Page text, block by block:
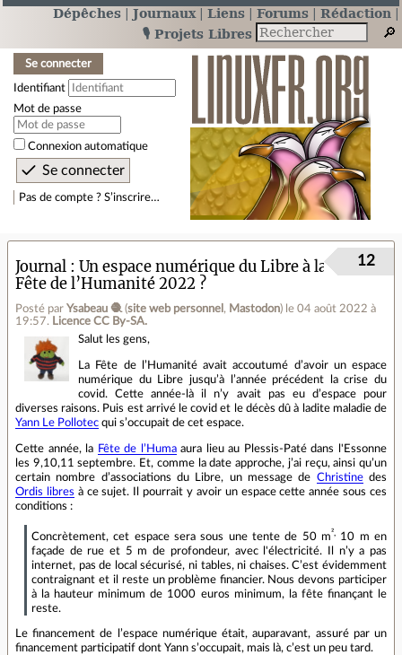
Dépêches Journaux Liens Forums
Rédaction
🎙️ Projets Libres
Se connecter
Identifiant
Mot de passe
Connexion automatique
Pas de compte ? S’inscrire…
Journal
Un espace numérique du Libre à la
Fête de l’Humanité 2022 ?
Posté par Ysabeau 🧶 (site web personnel , Mastodon) le 04 août 2022 à
19:57. Licence CC By‑SA.
12
Salut les gens,
La Fête de l’Humanité avait accoutumé d’avoir un espace
numérique du Libre jusqu’à l’année précédent la crise du
covid. Cette année-là il n’y avait pas eu d’espace pour
diverses raisons. Puis est arrivé le covid et le décès dû à ladite maladie de
Yann Le Pollotec qui s’occupait de cet espace.
Cette année, la Fête de l’Humaaura lieu au Plessis-Paté dans l'Essonne
les 9,10,11 septembre. Et, comme la date approche, j’ai reçu, ainsi qu’un
certain nombre d’associations du Libre, un message de Christinedes
Ordis libres à ce sujet. Il pourrait y avoir un espace cette année sous ces
conditions :
Concrètement, cet espace sera sous une tente de 50 m²,
10 m en
façade de rue et 5 m de profondeur, avec l'électricité. Il n’y a pas
internet, pas de local sécurisé, ni tables, ni chaises. C’est évidemment
contraignant et il reste un problème financier. Nous devons participer
à la hauteur minimum de 1000 euros minimum, la fête finançant le
reste.
Le financement de l’espace numérique était, auparavant, assuré par un
financement participatif dont Yann s’occupait, mais là, c’est un peu tard.